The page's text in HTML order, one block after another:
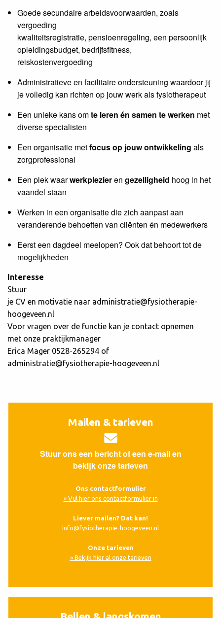
Goede secundaire arbeidsvoorwaarden, zoals
vergoeding
kwaliteitsregistratie, pensioenregeling, een persoonlijk
opleidingsbudget, bedrijfsfitness,
reiskostenvergoeding
Administratieve en facilitaire ondersteuning waardoor jij
je volledig kan richten op jouw werk als fysiotherapeut
Een unieke kans omte leren én samen te werken met
diverse specialisten
Een organisatie metfocus op jouw ontwikkeling als
zorgprofessional
Een plek waarwerkplezieren gezelligheid hoog in het
vaandel staan
Werken in een organisatie die zich aanpast aan
veranderende behoeften van cliënten én medewerkers
Eerst een dagdeel meelopen? Ook dat behoort tot de
mogelijkheden
Interesse
Stuur
je CV en motivatie naar administratie@fysiotherapie-
hoogeveen.nl
Voor vragen over de functie kan je contact opnemen
met onze praktijkmanager
Erica Mager 0528-265294 of
administratie@fysiotherapie-hoogeveen.nl
Mailen & tarieven
Stuur ons een bericht of een e-mail en
bekijk onze tarieven
Ons contactformulier
» Vul hier ons contactformulier in
Liever mailen? Dat kan!
info@fysiotherapie-hoogeveen.nl
Onze tarieven
» Bekijk hier al onze tarieven